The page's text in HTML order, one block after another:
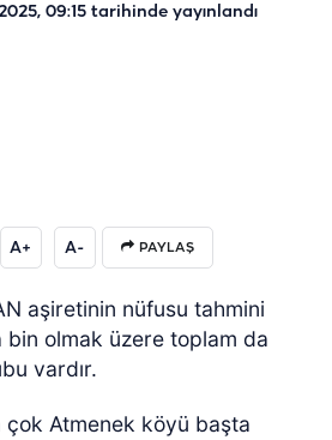
09:15 tarihinde yayınlandı
A+ A- PAYLAŞ
aşiretinin nüfusu tahmini
bin olmak üzere toplam da
vardır.
çok Atmenek köyü başta